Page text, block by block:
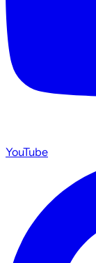
YouTube